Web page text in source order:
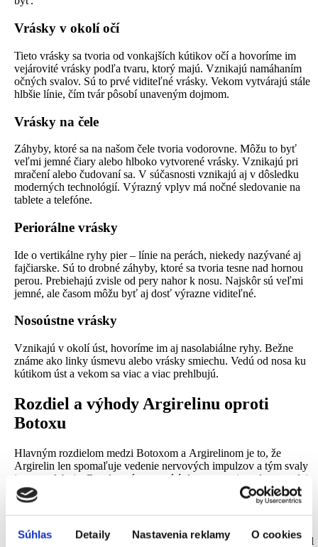
Súhlas Detaily Nastavenia reklamy O cookies
Vrásky v okolí očí
Tieto vrásky sa tvoria od vonkajších kútikov očí a hovoríme im
vejárovité vrásky podľa tvaru, ktorý majú. Vznikajú namáhaním
očných svalov. Sú to prvé viditeľné vrásky. Vekom vytvárajú stále
hlbšie línie, čím tvár pôsobí unaveným dojmom.
Vrásky na čele
Záhyby, ktoré sa na našom čele tvoria vodorovne. Môžu to byť
veľmi jemné čiary alebo hlboko vytvorené vrásky. Vznikajú pri
mračení alebo čudovaní sa. V súčasnosti vznikajú aj v dôsledku
moderných technológií. Výrazný vplyv má nočné sledovanie na
tablete a telefóne.
Periorálne vrásky
Ide o vertikálne ryhy pier – línie na perách, niekedy nazývané aj
fajčiarske. Sú to drobné záhyby, ktoré sa tvoria tesne nad hornou
perou. Prebiehajú zvisle od pery nahor k nosu. Najskôr sú veľmi
jemné, ale časom môžu byť aj dosť výrazne viditeľné.
Nosoústne vrásky
Vznikajú v okolí úst, hovoríme im aj nasolabiálne ryhy. Bežne
známe ako linky úsmevu alebo vrásky smiechu. Vedú od nosa ku
kútikom úst a vekom sa viac a viac prehlbujú.
Rozdiel a výhody Argirelinu oproti
Botoxu
Hlavným rozdielom medzi Botoxom a Argirelinom je to, že
Argirelin len spomaľuje vedenie nervových impulzov a tým svaly
jemne oslabuje. Botulotoxín zastaví úplne prenos impulzov medzi
bunkami, čo má značný vplyv na výraz tváre. Injekcie Botoxu nie
sú vždy bezpečné a môžu byť kontraproduktívne.
Argirelin je bezpečný, nenákladný a neinvazívny. Ako prvý peptid
s botulotoxínovým efektom dokáže bezbolestne a bez použitia ihiel